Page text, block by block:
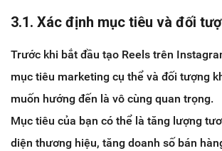
3.1. Xác định mục tiêu và đối
Trước khi bắt đầu tạo Reels trên
mục tiêu marketing cụ thể và đối tượng
muốn hướng đến là vô cùng quan trọng.
Mục tiêu của bạn có thể là tăng lượng
diện thương hiệu, tăng doanh số bán